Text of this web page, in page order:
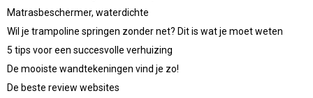
Matrasbeschermer, waterdichte
Wil je trampoline springen zonder net? Dit is wat je moet weten
5 tips voor een succesvolle verhuizing
De mooiste wandtekeningen vind je zo!
De beste review websites